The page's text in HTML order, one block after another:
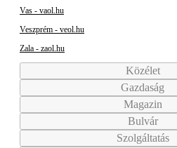
Vas - vaol.hu
Veszprém - veol.hu
Zala - zaol.hu
Közélet
Gazdaság
Magazin
Bulvár
Szolgáltatás